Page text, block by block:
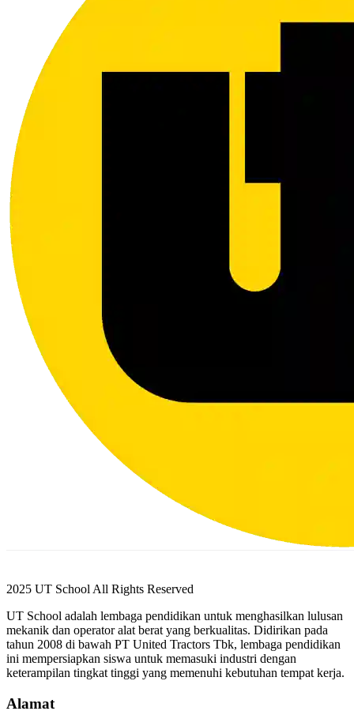
2025 UT School All Rights Reserved
UT School adalah lembaga pendidikan untuk menghasilkan lulusan
mekanik dan operator alat berat yang berkualitas. Didirikan pada
tahun 2008 di bawah PT United Tractors Tbk, lembaga pendidikan
ini mempersiapkan siswa untuk memasuki industri dengan
keterampilan tingkat tinggi yang memenuhi kebutuhan tempat kerja.
Alamat